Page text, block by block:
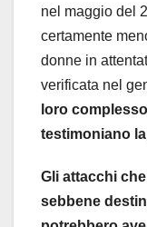
nel maggio del
certamente
donne in
verificata nel
loro
testimoniano
Gli attacchi
sebbene